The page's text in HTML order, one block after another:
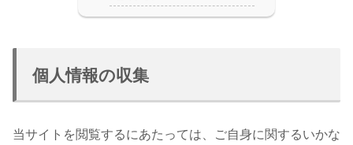
個人情報の収集
当サイトを閲覧するにあたっては、ご自身に関するいかな